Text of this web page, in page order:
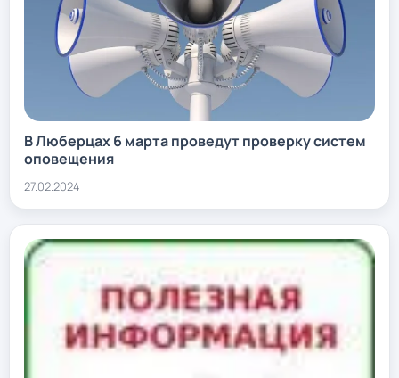
В Люберцах 6 марта проведут проверку систем
оповещения
27.02.2024